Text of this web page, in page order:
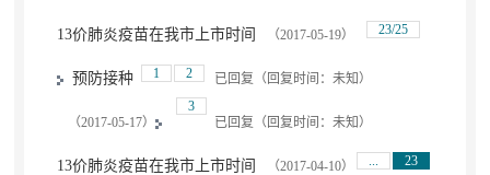
13价肺炎疫苗在我市上市时间 （2017-05-19）
已回复（回复时间：未知）
预防接种
（2017-05-17） 已回复（回复时间：未知）
13价肺炎疫苗在我市上市时间 （2017-04-10）
23/25
1 2
3
... 23